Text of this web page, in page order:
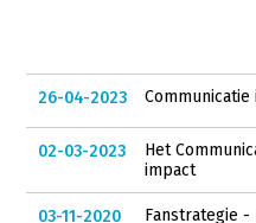
26-04-2023
02-03-2023
Het
impact
03-11-2020 Fanstrategie